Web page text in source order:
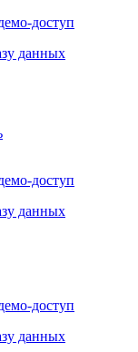
доступ
данных
доступ
данных
доступ
данных